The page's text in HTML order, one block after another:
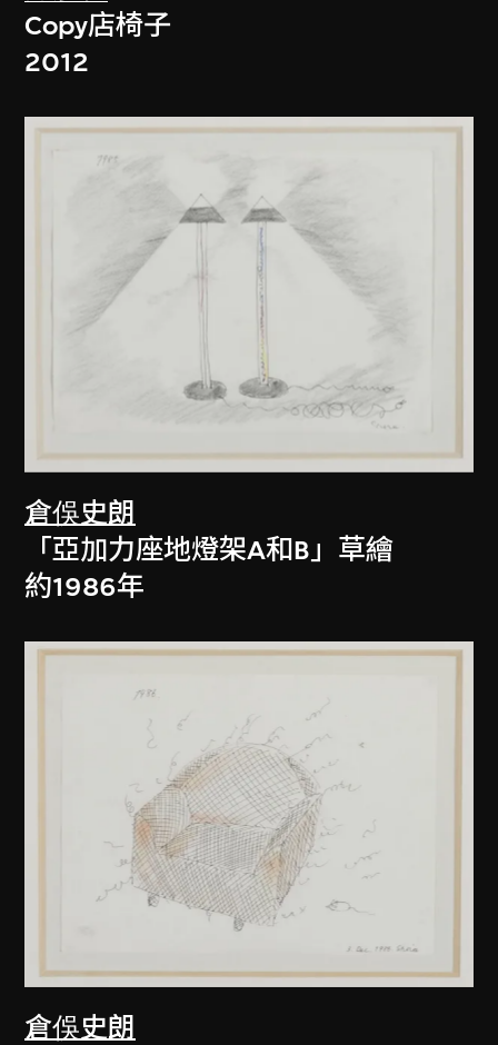
Copy店椅子
2012
倉俁史朗
「亞加力座地燈架A和B」草繪
約1986年
倉俁史朗